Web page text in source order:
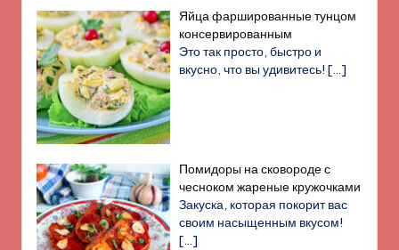
Яйца фаршированные тунцом
консервированным
Это так просто, быстро и
вкусно, что вы удивитесь![…]
Помидоры на сковороде с
чесноком жареные кружочками
Закуска, которая покорит вас
своим насыщенным вкусом!
[…]